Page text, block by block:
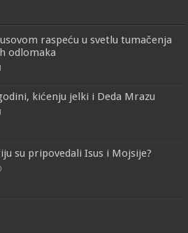
raspeću u svetlu tumačenja
odlomaka
kićenju jelki i Deda Mrazu
su pripovedali Isus i Mojsije?